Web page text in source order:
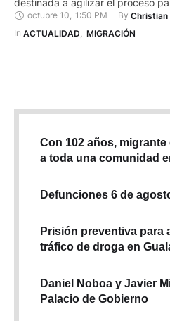
ecuatorianos que deseen
SENAE, pueden acceder a este
octubre 10, 1:50 PM By Christian
In ACTUALIDAD MIGRACIÓN
Con 102 años,
a toda una comunidad
Defunciones 6 de
Prisión preventiva para
tráfico de droga en
Daniel Noboa y Javier
Palacio de Gobierno